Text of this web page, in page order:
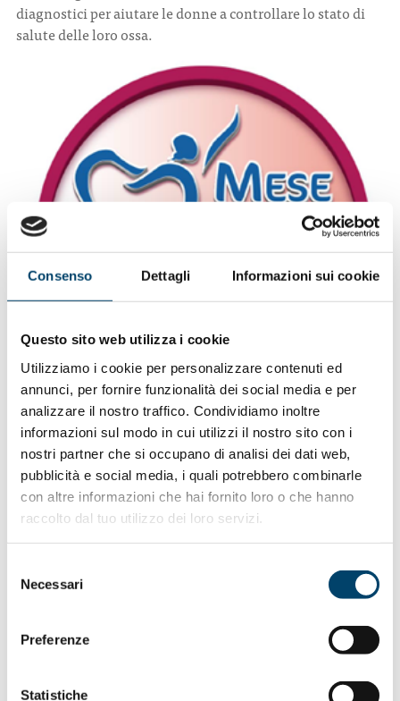
Consenso Dettagli Informazioni sui cookie
Questo sito web utilizza i cookie
Utilizziamo i cookie per personalizzare contenuti ed
annunci, per fornire funzionalità dei social media e per
analizzare il nostro traffico. Condividiamo inoltre
informazioni sul modo in cui utilizzi il nostro sito con i
nostri partner che si occupano di analisi dei dati web,
pubblicità e social media, i quali potrebbero combinarle
con altre informazioni che hai fornito loro o che hanno
raccolto dal tuo utilizzo dei loro servizi.
delNecessari
Preferenze
Statistiche
diagnostici per aiutare le donne a controllare lo stato di
salute delle loro ossa.
Il logo del progetto
MATERIALE DOWNLOAD
Leaflet informativo
Leaflet promozionale